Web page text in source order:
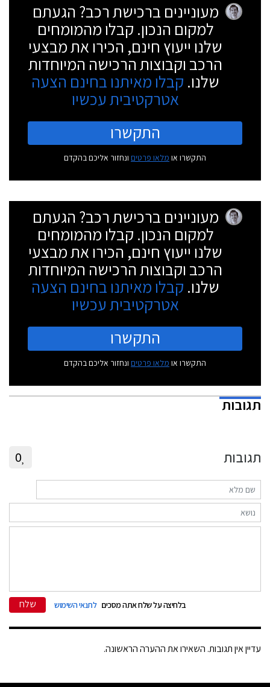
מעוניינים ברכישת רכב? הגעתם
למקום הנכון. קבלו מהמומחים
שלנו ייעוץ חינם, הכירו את מבצעי
הרכב וקבוצות הרכישה המיוחדות
שלנו. קבלו מאיתנו בחינם הצעה
אטרקטיבית עכשיו
התקשרו
התקשרו או מלאו פרטים ונחזור אליכם בהקדם
מעוניינים ברכישת רכב? הגעתם
למקום הנכון. קבלו מהמומחים
שלנו ייעוץ חינם, הכירו את מבצעי
הרכב וקבוצות הרכישה המיוחדות
שלנו. קבלו מאיתנו בחינם הצעה
אטרקטיבית עכשיו
התקשרו
התקשרו או מלאו פרטים ונחזור אליכם בהקדם
תגובות
תגובות 0
בלחיצה על שלח אתה מסכים לתנאי השימוש שלח
עדיין אין תגובות. השאירו את ההערה הראשונה.